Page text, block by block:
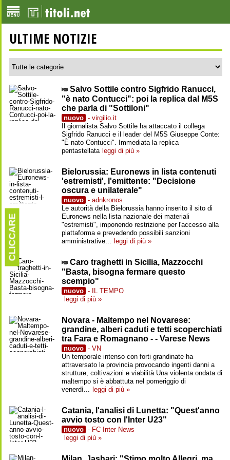
ULTIME NOTIZIE
Salvo Sottile contro Sigfrido Ranucci,
"è nato Contucci": poi la replica dal M5S
che parla di "Sottiloni"
nuovo - virgilio.it
Il giornalista Salvo Sottile ha attaccato il collega
Sigfrido Ranucci e il leader del M5S Giuseppe Conte:
"È nato Contucci". Immediata la replica
pentastellata leggi di più »
Bielorussia: Euronews in lista contenuti
'estremisti', l'emittente: "Decisione
oscura e unilaterale"
nuovo - adnkronos
Le autorità della Bielorussia hanno inserito il sito di
Euronews nella lista nazionale dei materiali
"estremisti", imponendo restrizione per l'accesso alla
piattaforma e prevedendo possibili sanzioni
amministrative... leggi di più »
Caro traghetti in Sicilia, Mazzocchi
"Basta, bisogna fermare questo
scempio"
nuovo - IL TEMPO
leggi di più »
Novara - Maltempo nel Novarese:
grandine, alberi caduti e tetti scoperchiati
tra Fara e Romagnano - - Varese News
nuovo - VN
Un temporale intenso con forti grandinate ha
attraversato la provincia provocando ingenti danni a
strutture, coltivazioni e viabilità Una violenta ondata di
maltempo si è abbattuta nel pomeriggio di
venerdì... leggi di più »
Catania, l'analisi di Lunetta: "Quest'anno
avvio tosto con l'Inter U23"
nuovo - FC Inter News
leggi di più »
CLICCARE